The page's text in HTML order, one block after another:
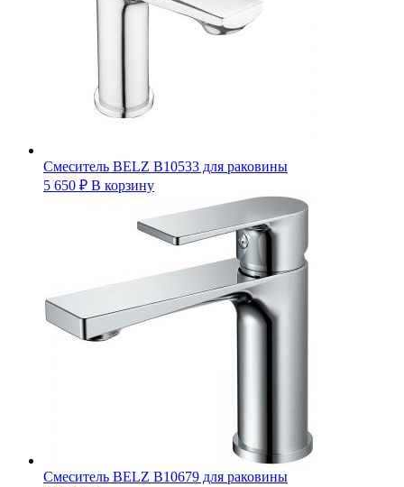
Смеситель BELZ B10533 для раковины
5 650 ₽ В корзину
Смеситель BELZ B10679 для раковины